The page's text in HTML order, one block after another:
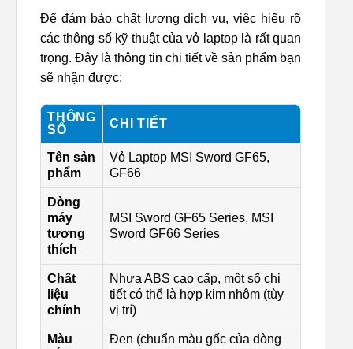
Để đảm bảo chất lượng dịch vụ, việc hiểu rõ
các thông số kỹ thuật của vỏ laptop là rất quan
trọng. Đây là thông tin chi tiết về sản phẩm bạn
sẽ nhận được:
THÔNG
SỐ
CHI TIẾT
Tên sản
phẩm
Vỏ Laptop MSI Sword GF65,
GF66
Dòng
máy
tương
thích
MSI Sword GF65 Series, MSI
Sword GF66 Series
Chất
liệu
chính
Nhựa ABS cao cấp, một số chi
tiết có thể là hợp kim nhôm (tùy
vị trí)
Màu
Đen (chuẩn màu gốc của dòng